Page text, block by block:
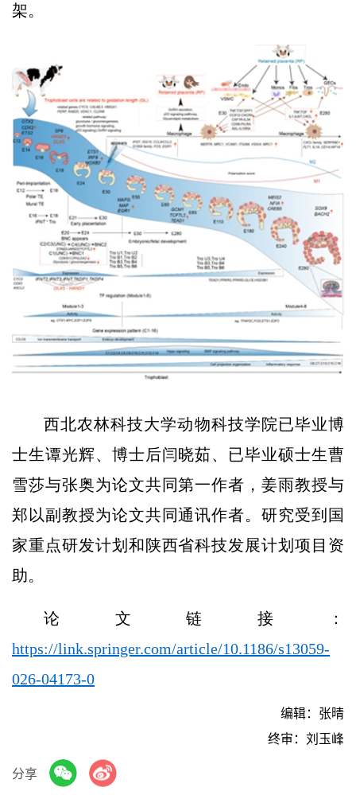
架。
西北农林科技大学动物科技学院已毕业博
士生谭光辉、博士后闫晓茹、已毕业硕士生曹
雪莎与张奥为论文共同第一作者，姜雨教授与
郑以副教授为论文共同通讯作者。研究受到国
家重点研发计划和陕西省科技发展计划项目资
助。
论文链接：
https://link.springer.com/article/10.1186/s13059-
026-04173-0
编辑：张晴
终审：刘玉峰
分享